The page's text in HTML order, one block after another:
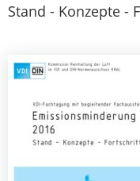
Stand - Konzepte -